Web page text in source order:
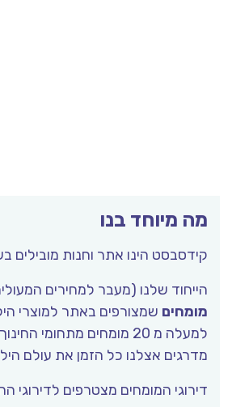
מה מיוחד בנו
קידסבסט הינו אתר וחנות מובילים
הייחוד שלנו (מעבר למחירים
מומחים שמצורפים באתר למוצרי
למעלה מ 20 מומחים מתחומי
מדרגים אצלנו כל הזמן את עולם
דירוגי המומחים מצטרפים לדירוגי